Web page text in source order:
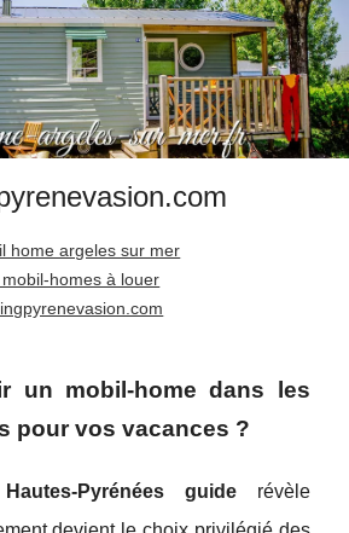
home argeles sur mer
mobil-homes à louer
un mobil-home dans les
pour vos vacances ?
Pyrénées guiderévèle